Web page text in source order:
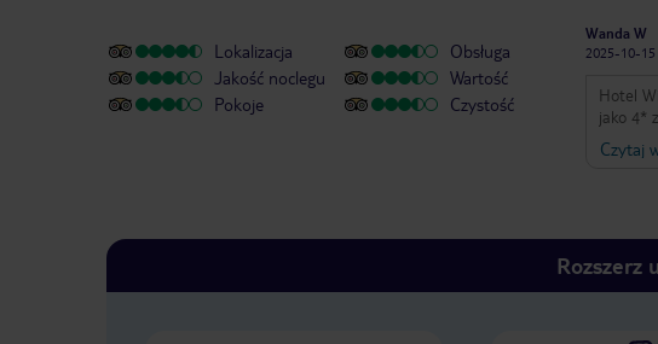
Lokalizacja
Jakość noclegu
Pokoje
Obsługa
Wartość
Czystość
Wanda W
2025-10-15
Hotel
jako 4*
to hotel
zacna,
drugi
Czytaj
Rozszerz